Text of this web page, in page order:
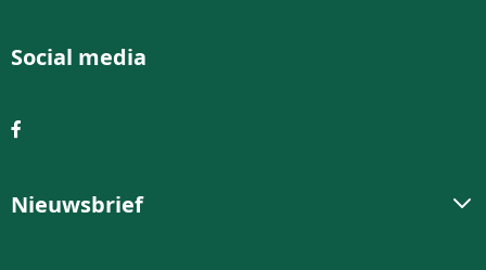
Social media
Nieuwsbrief